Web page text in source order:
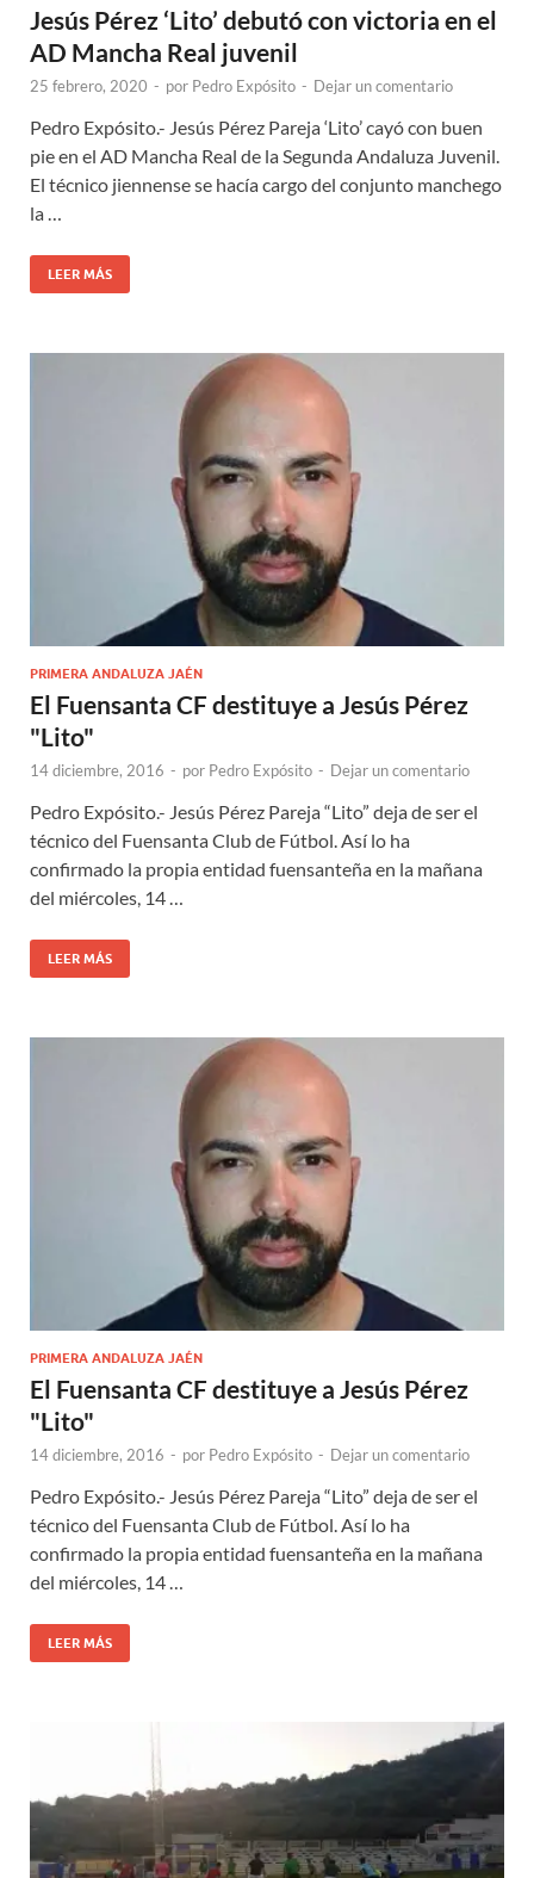
Jesús Pérez ‘Lito’ debutó con victoria en el
AD Mancha Real juvenil
25 febrero, 2020 - por Pedro Expósito - Dejar un comentario
Pedro Expósito.- Jesús Pérez Pareja ‘Lito’ cayó con buen
pie en el AD Mancha Real de la Segunda Andaluza Juvenil.
El técnico jiennense se hacía cargo del conjunto manchego
la …
LEER MÁS
PRIMERA ANDALUZA JAÉN
El Fuensanta CF destituye a Jesús Pérez
"Lito"
14 diciembre, 2016 - por Pedro Expósito - Dejar un comentario
Pedro Expósito.- Jesús Pérez Pareja “Lito” deja de ser el
técnico del Fuensanta Club de Fútbol. Así lo ha
confirmado la propia entidad fuensanteña en la mañana
del miércoles, 14 …
LEER MÁS
PRIMERA ANDALUZA JAÉN
El Fuensanta CF destituye a Jesús Pérez
"Lito"
14 diciembre, 2016 - por Pedro Expósito - Dejar un comentario
Pedro Expósito.- Jesús Pérez Pareja “Lito” deja de ser el
técnico del Fuensanta Club de Fútbol. Así lo ha
confirmado la propia entidad fuensanteña en la mañana
del miércoles, 14 …
LEER MÁS